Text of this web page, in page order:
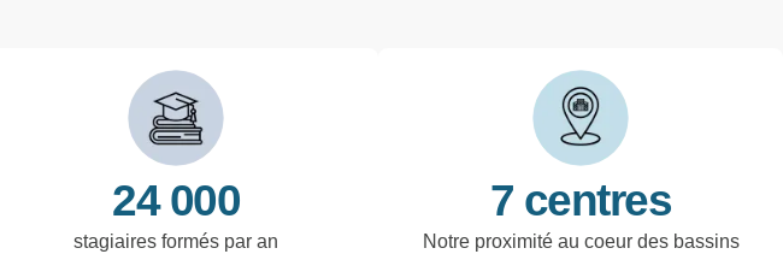
24 000
stagiaires formés par an
7 centres
Notre proximité au coeur des bassins